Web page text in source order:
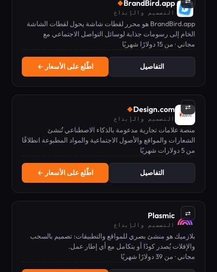
BrandBird.app
◆
التصميم والإبداع
BrandBird.app هو محرر لقطات شاشة يحول لقطات الشاشة
الخام إلى رسومات جذابة لوسائل التواصل الاجتماعي مع
خلفيات وتأثيرات ثلاثية الأبعاد ونماذج أجهزة.
مجاني · من 15 دولارًا شهريًا
التفاصيل اطّلع على الأسعار ←
⇄
Design.com
◆
التصميم والإبداع
منصة علامات تجارية مدعومة بالذكاء الاصطناعي تُنشئ
الشعارات والمواقع والأصول الاجتماعية والمواد المطبوعة انطلاقًا
من اسم النشاط التجاري.
من 5 دولارات شهريًا
التفاصيل اطّلع على الأسعار ←
⇄
Plasmic
التصميم والإبداع
بلازميك هو منشئ بصري للمواقع والتطبيقات: تصميم بالسحب
والإفلات يُصدر كودًا أو يتكامل مع أي إطار عمل.
مجاني · من 39 دولارًا شهريًا